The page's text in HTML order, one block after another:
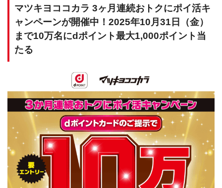
マツキヨココカラ 3ヶ月連続おトクにポイ活キ
ャンペーンが開催中！2025年10月31日（金）
まで10万名にdポイント最大1,000ポイント当
たる